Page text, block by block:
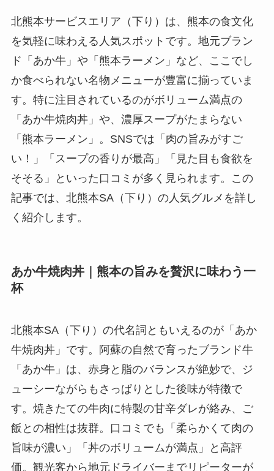
北熊本サービスエリア（下り）は、熊本の食文化
を気軽に味わえる人気スポットです。地元ブラン
ド「あか牛」や「熊本ラーメン」など、ここでし
か食べられない名物メニューが豊富に揃っていま
す。特に注目されているのがボリューム満点の
「あか牛焼肉丼」や、濃厚スープがたまらない
「熊本ラーメン」。SNSでは「肉の旨みがすご
い！」「スープの香りが最高」「見た目も食欲を
そそる」といった口コミが多く見られます。この
記事では、北熊本SA（下り）の人気グルメを詳し
く紹介します。
あか牛焼肉丼｜熊本の旨みを贅沢に味わう一
杯
北熊本SA（下り）の代名詞ともいえるのが「あか
牛焼肉丼」です。阿蘇の自然で育ったブランド牛
「あか牛」は、赤身と脂のバランスが絶妙で、ジ
ューシーながらもさっぱりとした後味が特徴で
す。焼きたての牛肉に特製の甘辛ダレが絡み、ご
飯との相性は抜群。口コミでも「柔らかくて肉の
旨味が濃い」「丼のボリュームが満点」と高評
価。観光客から地元ドライバーまでリピーターが